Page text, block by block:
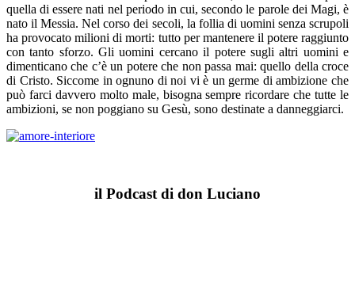
quella di essere nati nel periodo in cui, secondo le parole dei Magi, è
nato il Messia. Nel corso dei secoli, la follia di uomini senza scrupoli
ha provocato milioni di morti: tutto per mantenere il potere raggiunto
con tanto sforzo. Gli uomini cercano il potere sugli altri uomini e
dimenticano che c’è un potere che non passa mai: quello della croce
di Cristo. Siccome in ognuno di noi vi è un germe di ambizione che
può farci davvero molto male, bisogna sempre ricordare che tutte le
ambizioni, se non poggiano su Gesù, sono destinate a danneggiarci.
il Podcast di don Luciano